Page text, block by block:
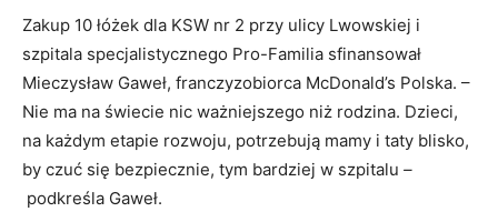
Zakup 10 łóżek dla KSW nr 2 przy ulicy Lwowskiej i
szpitala specjalistycznego Pro-Familia sfinansował
Mieczysław Gaweł, franczyzobiorca McDonald’s Polska. –
Nie ma na świecie nic ważniejszego niż rodzina. Dzieci,
na każdym etapie rozwoju, potrzebują mamy i taty blisko,
by czuć się bezpiecznie, tym bardziej w szpitalu –
podkreśla Gaweł.